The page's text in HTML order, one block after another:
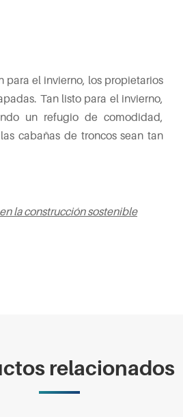
para el invierno, los propietarios
Tan listo para el invierno,
un refugio de comodidad,
cabañas de troncos sean tan
la construcción sostenible
relacionados